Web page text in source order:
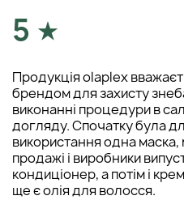
5
Продукція olaplex
брендом для захисту
виконанні процедури в
догляду. Спочатку була
використання одна
продажі і виробники
кондиціонер, а потім і
ще є олія для волосся.